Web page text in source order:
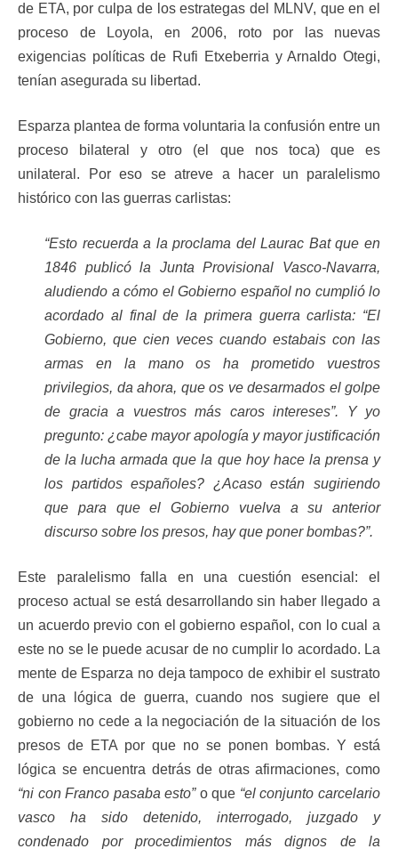
de ETA, por culpa de los estrategas del MLNV, que en el
proceso de Loyola, en 2006, roto por las nuevas
exigencias políticas de Rufi Etxeberria y Arnaldo Otegi,
tenían asegurada su libertad.
Esparza plantea de forma voluntaria la confusión entre un
proceso bilateral y otro (el que nos toca) que es
unilateral. Por eso se atreve a hacer un paralelismo
histórico con las guerras carlistas:
“Esto recuerda a la proclama del Laurac Bat que en
1846 publicó la Junta Provisional Vasco-Navarra,
aludiendo a cómo el Gobierno español no cumplió lo
acordado al final de la primera guerra carlista: “El
Gobierno, que cien veces cuando estabais con las
armas en la mano os ha prometido vuestros
privilegios, da ahora, que os ve desarmados el golpe
de gracia a vuestros más caros intereses”. Y yo
pregunto: ¿cabe mayor apología y mayor justificación
de la lucha armada que la que hoy hace la prensa y
los partidos españoles? ¿Acaso están sugiriendo
que para que el Gobierno vuelva a su anterior
discurso sobre los presos, hay que poner bombas?”.
Este paralelismo falla en una cuestión esencial: el
proceso actual se está desarrollando sin haber llegado a
un acuerdo previo con el gobierno español, con lo cual a
este no se le puede acusar de no cumplir lo acordado. La
mente de Esparza no deja tampoco de exhibir el sustrato
de una lógica de guerra, cuando nos sugiere que el
gobierno no cede a la negociación de la situación de los
presos de ETA por que no se ponen bombas. Y está
lógica se encuentra detrás de otras afirmaciones, como
“ni con Franco pasaba esto”o que “el conjunto carcelario
vasco ha sido detenido, interrogado, juzgado y
condenado por procedimientos más dignos de la